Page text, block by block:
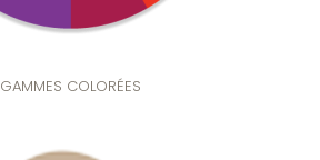
GAMMES COLORÉES